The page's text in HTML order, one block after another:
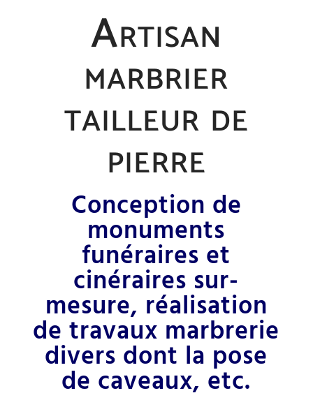
Artisan
marbrier
tailleur de
pierre
Conception de
monuments
funéraires et
cinéraires sur-
mesure, réalisation
de travaux marbrerie
divers dont la pose
de caveaux, etc.